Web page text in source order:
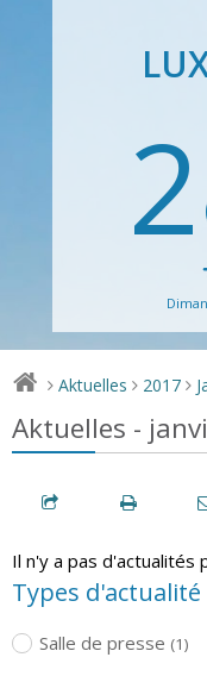
> Aktuelles > 2017 >
Aktuelles -
Il n'y a pas d'actualités
Types d'actualité
Salle de presse (1)